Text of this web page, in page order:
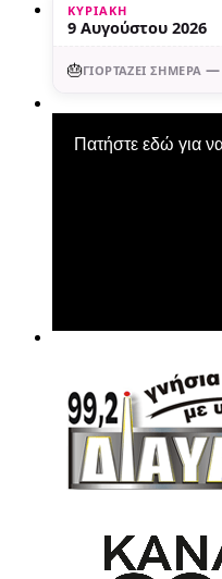
ΚΥΡΙΑΚΉ
9 Αυγούστου 2026
🎂ΓΙΟΡΤΆΖΕΙ ΣΉΜΕΡΑ —
Πατήστε εδώ για